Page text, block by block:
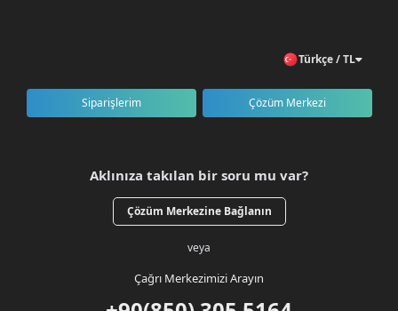
Türkçe / TL
Siparişlerim Çözüm Merkezi
Aklınıza takılan bir soru mu var?
Çözüm Merkezine Bağlanın
veya
Çağrı Merkezimizi Arayın